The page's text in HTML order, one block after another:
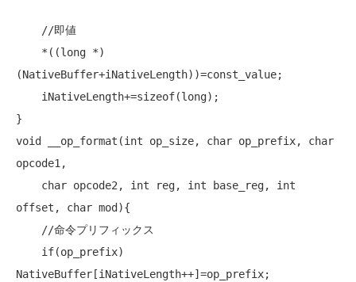
//即値
    *((
long *)
(NativeBuffer+iNativeLength))=const_value;
    iNativeLength+=
sizeof(long);
void
__op_format(int op_size, char op_prefix, char
opcode1,
char opcode2, int reg, int base_reg, int
offset, char mod){
//命令プリフィックス
if(op_prefix)
NativeBuffer[iNativeLength++]=op_prefix;